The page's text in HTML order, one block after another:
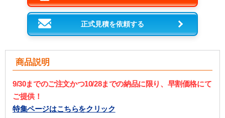
正式見積を依頼する
商品説明
9/30までのご注文かつ10/28までの納品に限り、早割価格にて
ご提供！
特集ページはこちらをクリック